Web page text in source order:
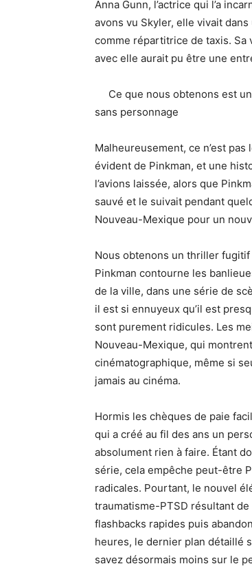
Anna Gunn, l’actrice qui l’a
avons vu Skyler, elle vivait
comme répartitrice de taxis. Sa
avec elle aurait pu être une
Ce que nous obtenons est
sans personnage
Malheureusement, ce n’est
évident de Pinkman, et une
l’avions laissée, alors que
sauvé et le suivait pendant
Nouveau-Mexique pour un
Nous obtenons un thriller
Pinkman contourne les
de la ville, dans une série de
il est si ennuyeux qu’il est
sont purement ridicules. Les
Nouveau-Mexique, qui
cinématographique, même si
jamais au cinéma.
Hormis les chèques de paie
qui a créé au fil des ans un
absolument rien à faire. Étant
série, cela empêche peut-être
radicales. Pourtant, le nouvel
traumatisme-PTSD résultant de
flashbacks rapides puis
heures, le dernier plan détaillé
savez désormais moins sur le